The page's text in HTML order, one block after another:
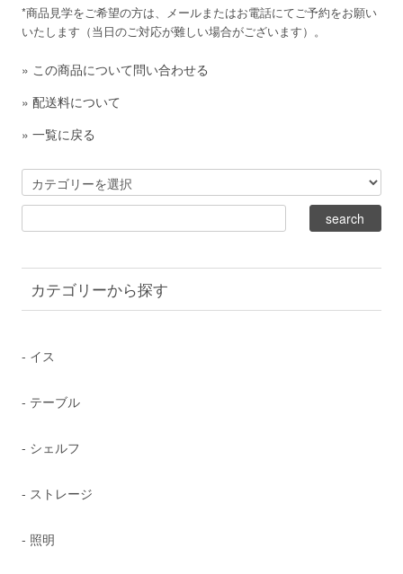
*商品見学をご希望の方は、メールまたはお電話にてご予約をお願い
いたします（当日のご対応が難しい場合がございます）。
» この商品について問い合わせる
»配送料について
»一覧に戻る
カテゴリーから探す
- イス
- テーブル
- シェルフ
- ストレージ
- 照明